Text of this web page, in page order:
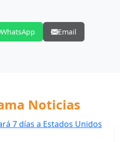
WhatsApp Email
Noticias